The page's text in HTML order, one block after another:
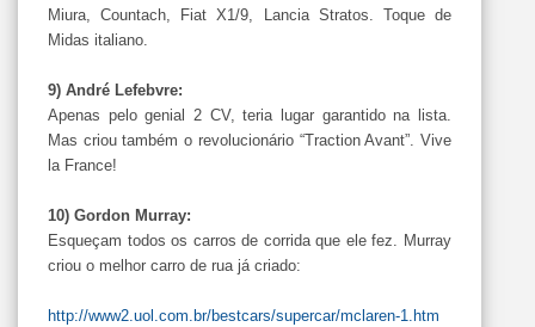
Miura, Countach, Fiat X1/9, Lancia Stratos. Toque de
Midas italiano.
9) André Lefebvre:
Apenas pelo genial 2 CV, teria lugar garantido na lista.
Mas criou também o revolucionário “Traction Avant”. Vive
la France!
10) Gordon Murray:
Esqueçam todos os carros de corrida que ele fez. Murray
criou o melhor carro de rua já criado:
http://www2.uol.com.br/bestcars/supercar/mclaren-1.htm